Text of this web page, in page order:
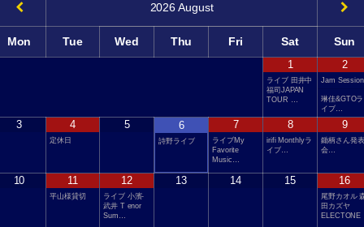
2026 August
Mon Tue Wed Thu Fri Sat Sun
1
ライブ 田井中
福司JAPAN
TOUR …
2
Jam Session
琳佳&GTOラ
イブ…
3 4
定休日
5 6
詩野ライブ
7
ライブMy
Favorite
Music…
8
irifi Monthlyラ
イブ…
9
鋤柄さん発表
会…
10 11
平山様貸切
12
ライブ 小濱-
武井 T enor
Sum…
13 14 15 16
尾野カオル
田カズヤ
ELECTONE